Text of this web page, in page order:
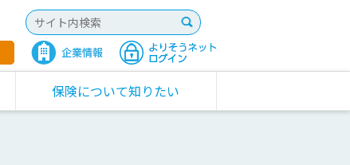
保険について知りたい